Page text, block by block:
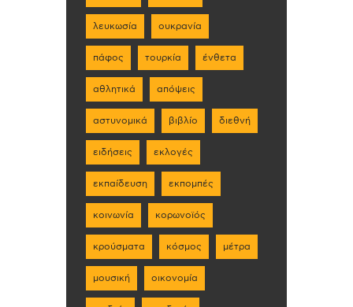
λευκωσία ουκρανία
πάφος τουρκία ένθετα
αθλητικά απόψεις
αστυνομικά βιβλίο διεθνή
ειδήσεις εκλογές
εκπαίδευση εκπομπές
κοινωνία κορωνοϊός
κρούσματα κόσμος μέτρα
μουσική οικονομία